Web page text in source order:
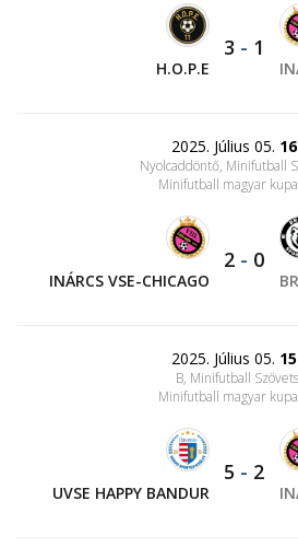
H.O.P.E
3 - 1
2025. Július 05.
Nyolcaddöntő, Minifutball
Minifutball magyar
INÁRCS VSE-CHICAGO
2 - 0
2025. Július 05.
B, Minifutball
Minifutball magyar
UVSE HAPPY BANDUR
5 - 2